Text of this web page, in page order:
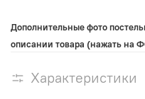
Дополнительные фото
описании товара (нажать на
Характеристики